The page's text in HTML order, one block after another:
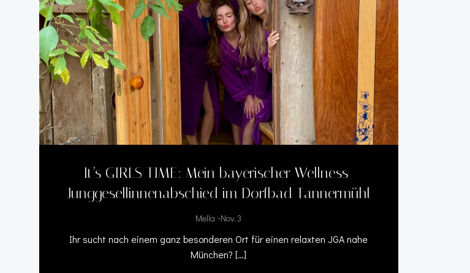
It’s GIRLS TIME: Mein bayerischer Wellness-
Junggesellinnenabschied im Dorfbad Tannermühl
Mella -Nov. 3
Ihr sucht nach einem ganz besonderen Ort für einen relaxten JGA nahe
München? […]